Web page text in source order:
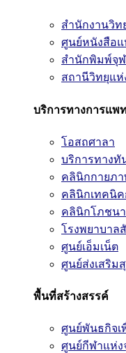
สำนักงานวิท
ศูนย์หนังสือแ
สำนักพิมพ์จุ
สถานีวิทยุแห่
บริการทางการแพ
โอสถศาลา
บริการทางทั
คลินิกกายภ
คลินิกเทคนิ
คลินิกโภชน
โรงพยาบาล
ศูนย์เอ็มเน็ต
ศูนย์ส่งเสริม
พื้นที่สร้างสรรค์
ศูนย์พันธกิจเ
ศูนย์กีฬาแห่